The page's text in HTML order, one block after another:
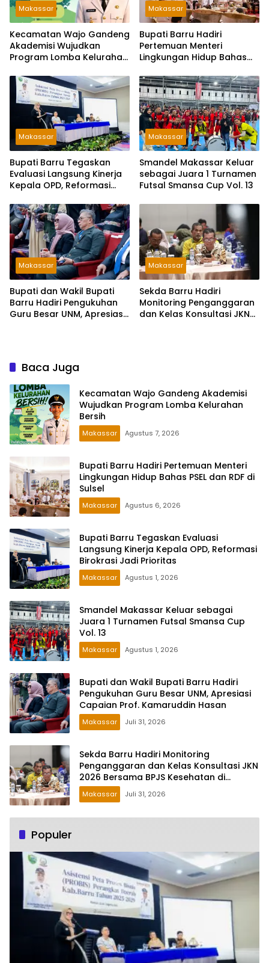
Makassar
Kecamatan Wajo Gandeng
Akademisi Wujudkan
Program Lomba Kelurahan
Makassar
Bupati Barru Hadiri
Pertemuan Menteri
Lingkungan Hidup Bahas
Makassar
Bupati Barru Tegaskan
Evaluasi Langsung Kinerja
Kepala OPD, Reformasi
Makassar
Smandel Makassar Keluar
sebagai Juara 1 Turnamen
Futsal Smansa Cup Vol. 13
Makassar
Bupati dan Wakil Bupati
Barru Hadiri Pengukuhan
Guru Besar UNM, Apresiasi
Makassar
Sekda Barru Hadiri
Monitoring Penganggaran
dan Kelas Konsultasi JKN
Baca Juga
Kecamatan Wajo Gandeng Akademisi
Wujudkan Program Lomba Kelurahan
Bersih
Makassar Agustus 7, 2026
Bupati Barru Hadiri Pertemuan Menteri
Lingkungan Hidup Bahas PSEL dan RDF di
Sulsel
Makassar Agustus 6, 2026
Bupati Barru Tegaskan Evaluasi
Langsung Kinerja Kepala OPD, Reformasi
Birokrasi Jadi Prioritas
Makassar Agustus 1, 2026
Smandel Makassar Keluar sebagai
Juara 1 Turnamen Futsal Smansa Cup
Vol. 13
Makassar Agustus 1, 2026
Bupati dan Wakil Bupati Barru Hadiri
Pengukuhan Guru Besar UNM, Apresiasi
Capaian Prof. Kamaruddin Hasan
Makassar Juli 31, 2026
Sekda Barru Hadiri Monitoring
Penganggaran dan Kelas Konsultasi JKN
2026 Bersama BPJS Kesehatan di
Makassar
Makassar Juli 31, 2026
Populer